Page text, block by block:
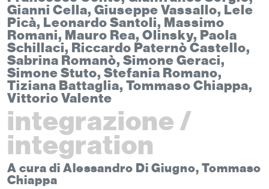
Gianni Cella, Giuseppe Vassallo, Lele
Picà, Leonardo Santoli, Massimo
Romani, Mauro Rea, Olinsky, Paola
Schillaci, Riccardo Paternò Castello,
Sabrina Romanò, Simone Geraci,
Simone Stuto, Stefania Romano,
Tiziana Battaglia, Tommaso Chiappa,
Vittorio Valente
integrazione /
integration
A cura di Alessandro Di Giugno, Tommaso
Chiappa